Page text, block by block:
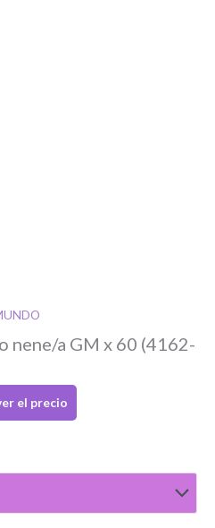
nene/a GM x 60 (4162-
el precio
cuenta...
ingresar